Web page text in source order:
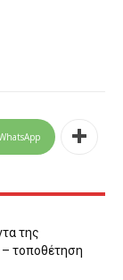
της
τοποθέτηση